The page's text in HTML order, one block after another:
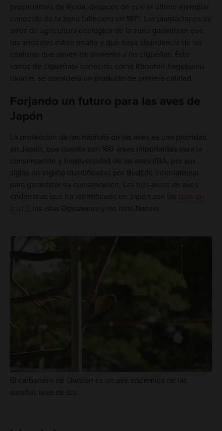
procedentes de Rusia, después de que el último ejemplar
conocido de la zona falleciera en 1971. Las plantaciones de
arroz de agricultura ecológica de la zona garantizan que
los arrozales estén enalto y que haya abundancia de las
criaturas que sirven de alimento a las cigüeñas. Este
«arroz de cigüeñas» conocido como Konotori-hagukumu-
okome, se considera un producto de primera calidad.
Forjando un futuro para las aves de
Japón
La protección de los hábitats de las aves es una prioridad
en Japón, que cuenta con 160 áreas importantes para la
conservación y biodiversidad de las aves (IBA, por sus
siglas en inglés) identificadas por BirdLife International
para garantizar su conservación. Las tres áreas de aves
endémicas que ha identificado en Japón son las islas de
Izu
, las islas Ogasawara y las islas Nansei.
El carbonero de Owston es un ave endémica de las
sureñas islas de Izu